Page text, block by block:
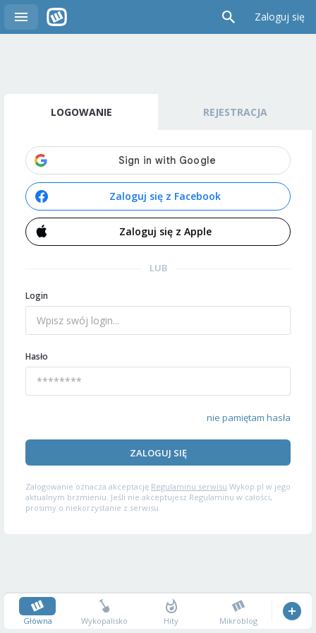
Zaloguj się
LOGOWANIE REJESTRACJA
Zaloguj się z Facebook
Zaloguj się z Apple
LUB
Login
Hasło
nie pamiętam hasła
ZALOGUJ SIĘ
Zalogowanie oznacza akceptację Regulaminu serwisu Wykop.pl w jego
aktualnym brzmieniu. Jeśli nie akceptujesz Regulaminu w całości,
prosimy o niekorzystanie z serwisu.
Główna Wykopalisko Hity Mikroblog